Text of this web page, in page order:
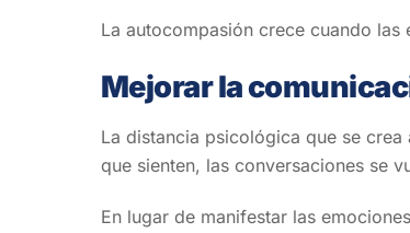
La autocompasión crece cuando
Mejorar la
La distancia psicológica que se
que sienten, las conversaciones se
En lugar de manifestar las